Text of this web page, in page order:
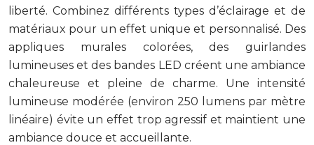
liberté. Combinez différents types d’éclairage et de
matériaux pour un effet unique et personnalisé. Des
appliques murales colorées, des guirlandes
lumineuses et des bandes LED créent une ambiance
chaleureuse et pleine de charme. Une intensité
lumineuse modérée (environ 250 lumens par mètre
linéaire) évite un effet trop agressif et maintient une
ambiance douce et accueillante.